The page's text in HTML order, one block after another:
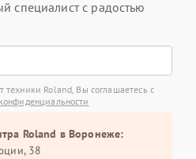
специалист с радостью
техники Roland, Вы соглашаетесь с
Roland в Воронеже:
38